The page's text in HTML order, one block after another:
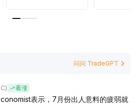
问问 TradeGPT
看涨
表示，7月份出人意料的疲弱就